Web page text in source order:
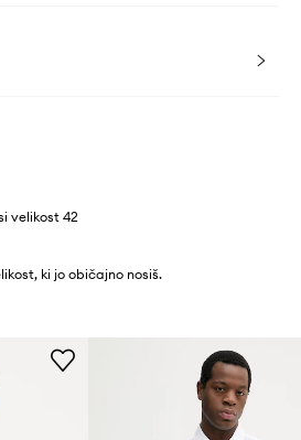
velikost 42
ki jo običajno nosiš.